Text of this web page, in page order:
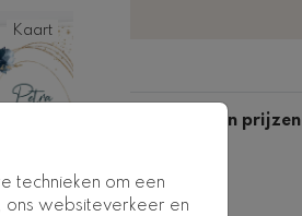
technieken om een
websiteverkeer en
Kaart
Formaten en prijzen